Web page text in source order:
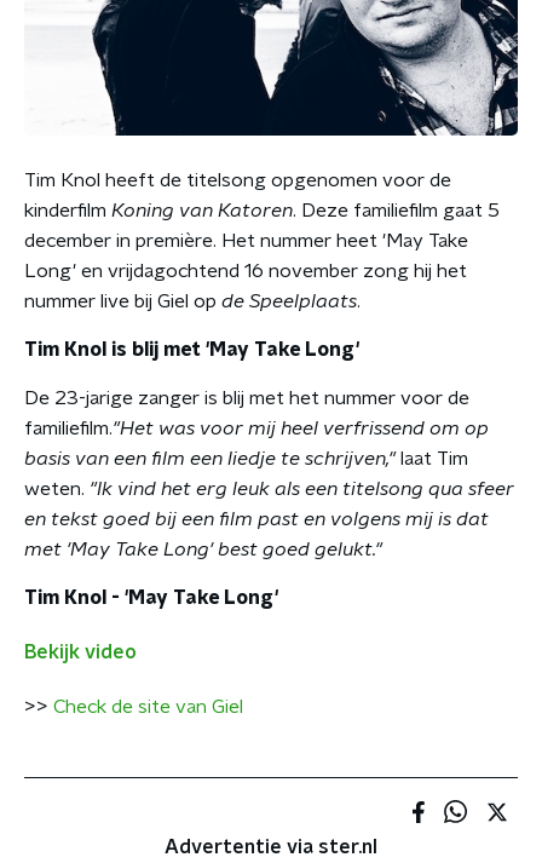
Tim Knol heeft de titelsong opgenomen voor de
kinderfilm Koning van Katoren. Deze familiefilm gaat 5
december in première. Het nummer heet 'May Take
Long' en vrijdagochtend 16 november zong hij het
nummer live bij Giel op de Speelplaats.
Tim Knol is blij met 'May Take Long'
De 23-jarige zanger is blij met het nummer voor de
familiefilm."Het was voor mij heel verfrissend om op
basis van een film een liedje te schrijven,"laat Tim
weten. "Ik vind het erg leuk als een titelsong qua sfeer
en tekst goed bij een film past en volgens mij is dat
met 'May Take Long' best goed gelukt."
Tim Knol - 'May Take Long'
Bekijk video
>> Check de site van Giel
Advertentie via ster.nl